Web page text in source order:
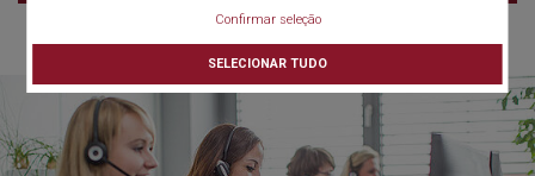
Confirmar seleção
SELECIONAR TUDO